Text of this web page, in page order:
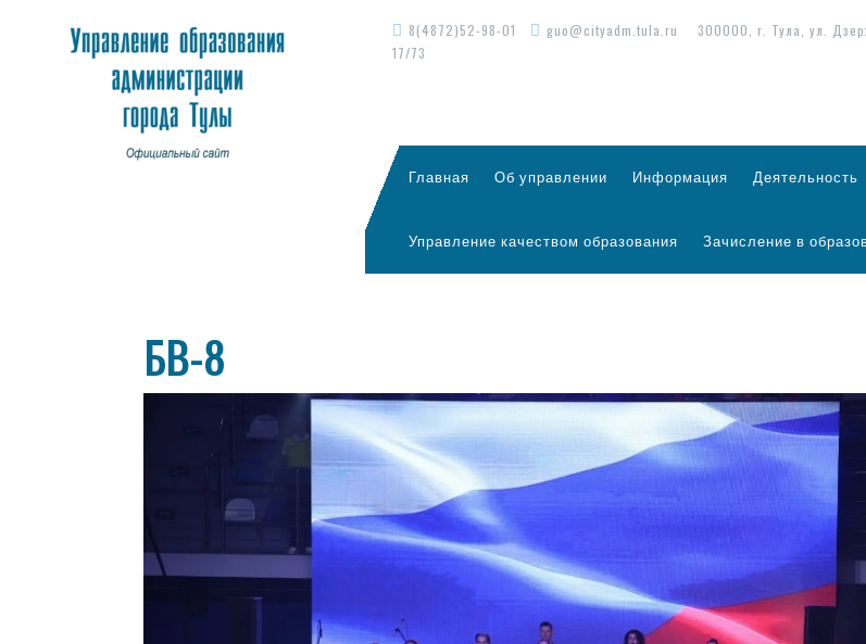
8(4872)52-98-01 guo@cityadm.tula.ru
300000, г. Тула, ул.
17/73
Главная Об управлении Информация Деятельность
Управление качеством образования Зачисление в
БВ-8